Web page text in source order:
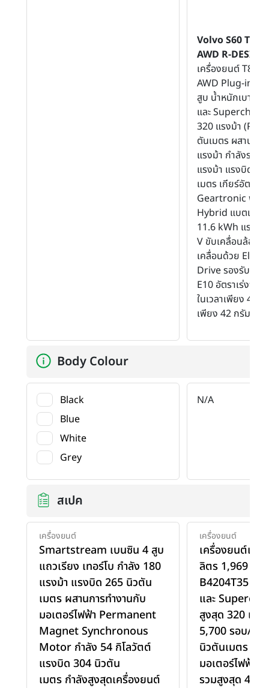
Volvo S60 T8
AWD R-DESIGN
เครื่องยนต์ T8
AWD Plug-in
สูบ น้ำหนักเบา
และ
320 แรงม้า (PS)
ตันเมตร ผสานมอ
แรงม้า กำลังรวม
แรงม้า แรงบิดสูง
เมตร เกียร์อัตโนมั
Geartronic พร้อ
Hybrid แบตเตอ
11.6 kWh แรงดั
V ขับเคลื่อนล้อหน้
เคลื่อนด้วย
Drive รองรับน้ำ
E10 อัตราเร่งจา
ในเวลาเพียง 4.6
เพียง 42 กรัม/ก
Body Colour
Black
Blue
White
Grey
N/A
สเปค
เครื่องยนต์
Smartstream เบนซิน 4 สูบ
แถวเรียง เทอร์โบ กำลัง 180
แรงม้า แรงบิด 265 นิวตัน
เมตร ผสานการทำงานกับ
มอเตอร์ไฟฟ้า Permanent
Magnet Synchronous
Motor กำลัง 54 กิโลวัตต์
แรงบิด 304 นิวตัน
เมตร กำลังสูงสุดเครื่องยนต์
เครื่องยนต์
เครื่องยนต์เบน
ลิตร 1,969 ซีซี
B4204T35
และ
สูงสุด 320 แรง
5,700 รอบ/นา
นิวตันเมตร ทำ
มอเตอร์ไฟฟ้า
รวมสูงสุด 407